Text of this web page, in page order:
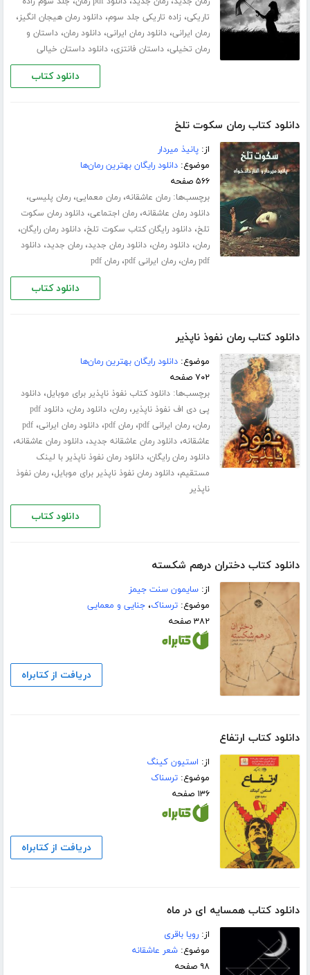
تاریکی، زاده تاریکی جلد سوم،دانلود رمان هیجان انگیز،
رمان ایرانی،دانلود رمان ایرانی،دانلود رمان،داستان و
رمان تخیلی،داستان فانتزی،دانلود داستان خیالی
دانلود کتاب
دانلود کتاب رمان سکوت تلخ
از:پانیذ میردار
موضوع:دانلود رایگان بهترین رمان‌ها
۵۶۶ صفحه
برچسب‌ها:رمان عاشقانه،رمان معمایی،رمان پلیسی،
دانلود رمان عاشقانه،رمان اجتماعی،دانلود رمان سکوت
تلخ،دانلود رایگان کتاب سکوت تلخ،دانلود رمان رایگان،
رمان،دانلود رمان،دانلود رمان جدید،رمان جدید،دانلود
pdf رمان
،رمان ایرانی pdf ،رمان pdf
دانلود کتاب
دانلود کتاب رمان نفوذ ناپذیر
موضوع:دانلود رایگان بهترین رمان‌ها
۷۰۲ صفحه
برچسب‌ها:دانلود کتاب نفوذ ناپذیر برای موبایل،دانلود
پی دی اف نفوذ ناپذیر،رمان،دانلود رمان،
دانلود pdf
رمان،رمان ایرانی pdf ،رمان pdf ،دانلود رمان ایرانی،pdf
عاشقانه،دانلود رمان عاشقانه جدید،دانلود رمان عاشقانه،
دانلود رمان رایگان،دانلود رمان نفوذ ناپذیر با لینک
مستقیم،دانلود رمان نفوذ ناپذیر برای موبایل،رمان نفوذ
ناپذیر
دانلود کتاب
دانلود کتاب دختران درهم شکسته
از:سایمون سنت جیمز
موضوع:ترسناک،جنایی و معمایی
۳۸۲ صفحه
دریافت از کتابراه
دانلود کتاب ارتفاع
از: استیون کینگ
موضوع:ترسناک
۱۳۶ صفحه
دریافت از کتابراه
دانلود کتاب همسایه ای در ماه
از:رویا باقری
موضوع:شعر عاشقانه
۹۸ صفحه